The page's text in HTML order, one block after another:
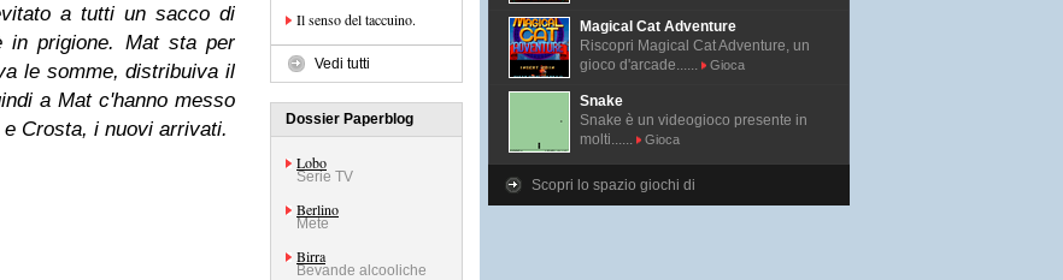
a tutti un sacco di
in prigione. Mat sta per
le somme, distribuiva il
a Mat c'hanno messo
Crosta, i nuovi arrivati.
Il senso del taccuino.
Vedi tutti
Dossier Paperblog
Lobo
Serie TV
Berlino
Mete
Birra
Bevande alcooliche
Magical Cat Adventure
Riscopri Magical Cat Adventure, un
gioco d'arcade......
Gioca
Snake
Snake è un videogioco presente in
molti......
Gioca
Scopri lo spazio giochi di